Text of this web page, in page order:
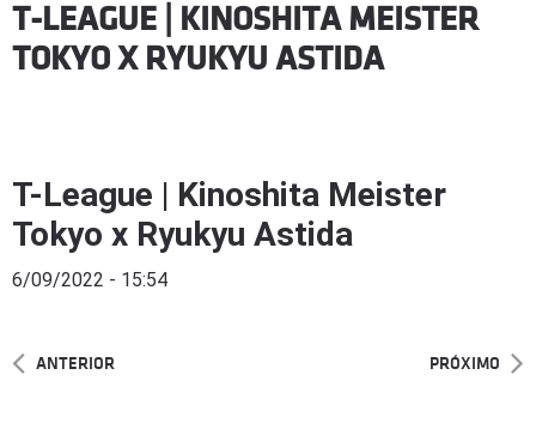
T-LEAGUE | KINOSHITA MEISTER
TOKYO X RYUKYU ASTIDA
T-League | Kinoshita Meister
Tokyo x Ryukyu Astida
6/09/2022 - 15:54
ANTERIOR PRÓXIMO